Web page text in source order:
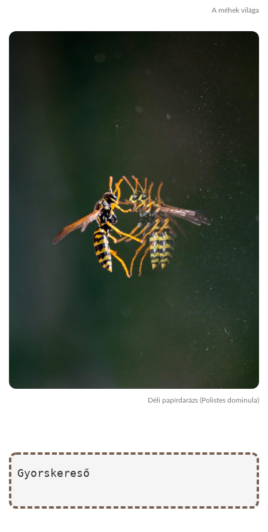
A méhek világa
Déli papírdarázs (Polistes dominula)
Gyorskereső